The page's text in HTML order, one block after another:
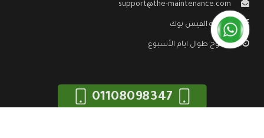
support@the-maintenance.com
صفحة الفيس بوك
مفتوح طوال ايام الأسبوع
01108098347